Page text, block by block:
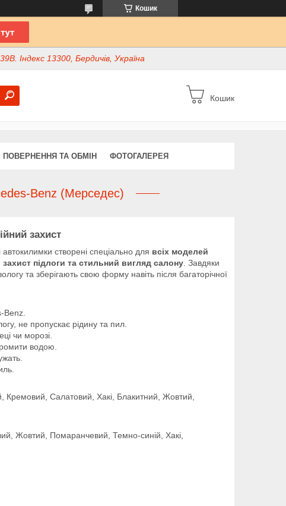
Кошик
Індекс 13300, Бердичів, Україна
Кошик
ПОВЕРНЕННЯ ТА ОБМІН ФОТОГАЛЕРЕЯ
Benz (Мерседес)
захист
автокилимки створені спеціально для всіх моделей
підлоги та стильний вигляд салону . Завдяки
та зберігають свою форму навіть після багаторічної
Benz.
не пропускає рідину та пил.
чи морозі.
водою.
Салатовий, Хакі, Блакитний, Жовтий,
Жовтий, Помаранчевий, Темно-синій, Хакі,